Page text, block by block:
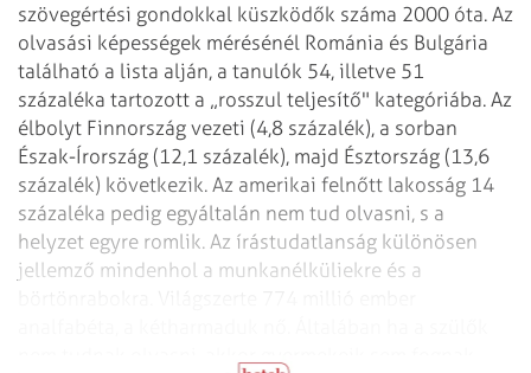
szövegértési gondokkal küszködők száma 2000 óta. Az
olvasási képességek mérésénél Románia és Bulgária
található a lista alján, a tanulók 54, illetve 51
százaléka tartozott a „rosszul teljesítő" kategóriába. Az
élbolyt Finnország vezeti (4,8 százalék), a sorban
Észak-Írország (12,1 százalék), majd Észtország (13,6
százalék) következik. Az amerikai felnőtt lakosság 14
százaléka pedig egyáltalán nem tud olvasni, s a
helyzet egyre romlik. Az írástudatlanság különösen
jellemző mindenhol a munkanélküliekre és a